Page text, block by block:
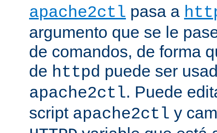
apache2ctl pasa a
argumento que se le
de comandos, de forma
de httpd puede ser
apache2ctl. Puede
script apache2ctl y